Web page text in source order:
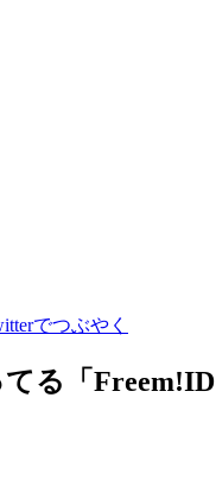
でつぶやく
る「 Freem!ID